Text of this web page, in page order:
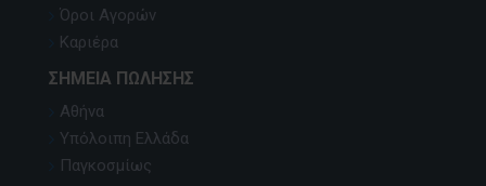
Όροι Αγορών
Καριέρα
ΣΗΜΕΊΑ ΠΏΛΗΣΗΣ
Αθήνα
Υπόλοιπη Ελλάδα
Παγκοσμίως